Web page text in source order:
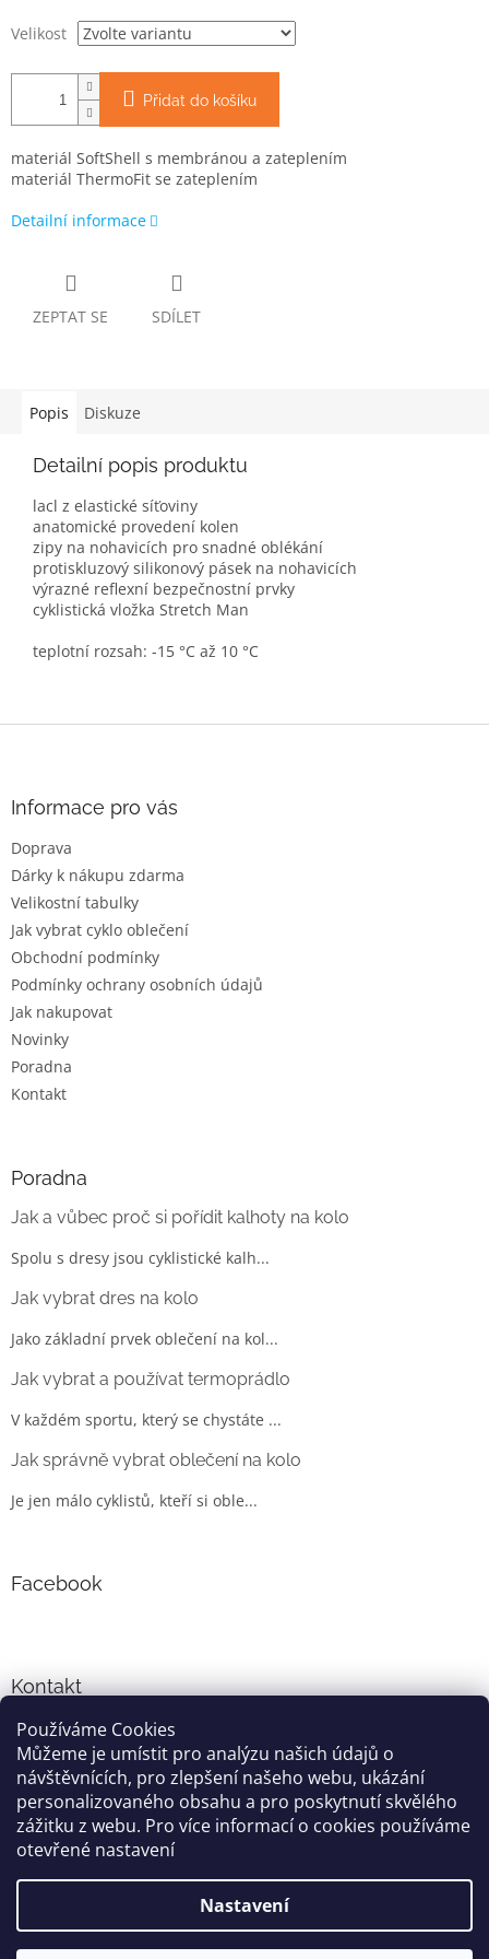
Používáme Cookies
Můžeme je umístit pro analýzu našich údajů o
návštěvnících, pro zlepšení našeho webu, ukázání
personalizovaného obsahu a pro poskytnutí skvělého
zážitku z webu. Pro více informací o cookies používáme
otevřené nastavení
Nastavení
Velikost
Přidat do košíku
materiál SoftShell s membránou a zateplením
materiál ThermoFit se zateplením
Detailní informace
ZEPTAT SE SDÍLET
Popis Diskuze
Detailní popis produktu
lacl z elastické síťoviny
anatomické provedení kolen
zipy na nohavicích pro snadné oblékání
protiskluzový silikonový pásek na nohavicích
výrazné reflexní bezpečnostní prvky
cyklistická vložka Stretch Man
teplotní rozsah: -15 °C až 10 °C
Informace pro vás
Doprava
Dárky k nákupu zdarma
Velikostní tabulky
Jak vybrat cyklo oblečení
Obchodní podmínky
Podmínky ochrany osobních údajů
Jak nakupovat
Novinky
Poradna
Kontakt
Poradna
Jak a vůbec proč si pořídit kalhoty na kolo
Spolu s dresy jsou cyklistické kalh...
Jak vybrat dres na kolo
Jako základní prvek oblečení na kol...
Jak vybrat a používat termoprádlo
V každém sportu, který se chystáte ...
Jak správně vybrat oblečení na kolo
Je jen málo cyklistů, kteří si oble...
Facebook
Kontakt
info@cyklo-obleceni.cz
+420777081700
jsme na facebooku